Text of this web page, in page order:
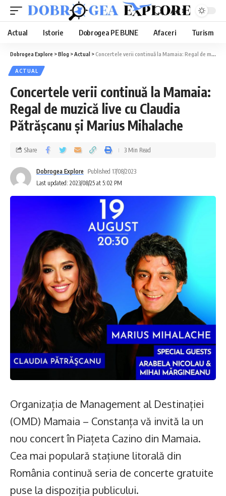
Aa
Actual Istorie Dobrogea PE BUNE Afaceri Turism
Dobrogea Explore >Blog >Actual >Concertele verii continuă la Mamaia: Regal de muzică live cu Claudia Pătrășcanu și Marius Mihalache
ACTUAL
Concertele verii continuă la Mamaia:
Regal de muzică live cu Claudia
Pătrășcanu și Marius Mihalache
Last updated: 2023/08/25 at 5:02 PM
Dobrogea Explore Published 17/08/2023
Share 3 Min Read
Organizația de Management al Destinației
(OMD) Mamaia – Constanța vă invită la un
nou concert în Piațeta Cazino din Mamaia.
Cea mai populară stațiune litorală din
România continuă seria de concerte gratuite
puse la dispoziția publicului.